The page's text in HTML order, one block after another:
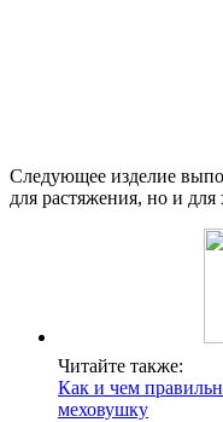
Следующее изделие
для растяжения, но и
Читайте также:
Как и чем
меховушку